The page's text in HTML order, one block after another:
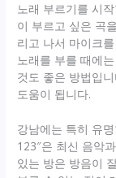
노래 부르기를 시
이 부르고 싶은 곡
리고 나서 마이크
노래를 부를 때에
것도 좋은 방법입
도움이 됩니다.
강남에는 특히 유
123″은 최신 음악
있는 방은 방음이